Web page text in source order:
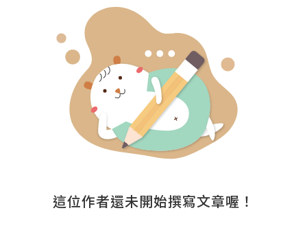
這位作者還未開始撰寫文章喔！